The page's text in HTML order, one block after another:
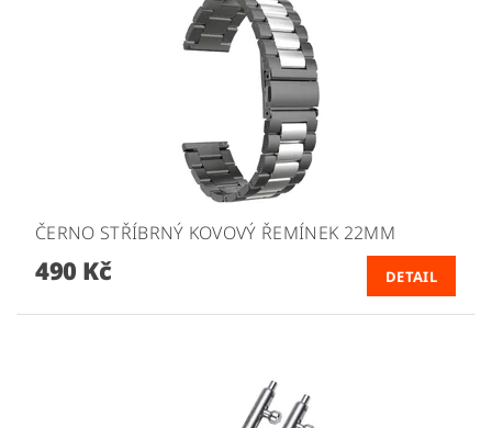
ČERNO STŘÍBRNÝ KOVOVÝ ŘEMÍNEK 22MM
490 Kč DETAIL